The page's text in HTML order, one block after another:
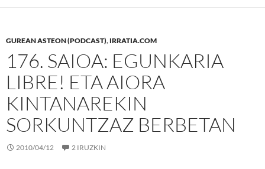
GUREAN ASTEON (PODCAST), IRRATIA.COM
176. SAIOA: EGUNKARIA
LIBRE! ETA AIORA
KINTANAREKIN
SORKUNTZAZ BERBETAN
2010/04/12 2 IRUZKIN